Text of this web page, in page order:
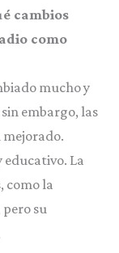
cambios
como
mucho y
embargo, las
mejorado.
educativo. La
como la
su